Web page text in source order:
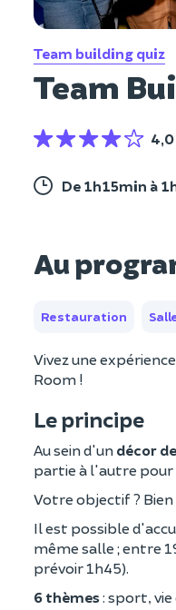
Team building quiz
Team
4,0
De 1h15min à
Au
Restauration
Vivez une
Room !
Le principe
Au sein d'un décor
partie à l'autre pour
Votre objectif ?
Il est possible
même salle ; entre
prévoir 1h45).
6 thèmes: sport, vie